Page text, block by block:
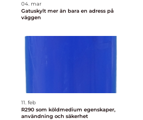
04. mar
Gatuskylt mer än bara en adress på
väggen
11. feb
R290 som köldmedium egenskaper,
användning och säkerhet